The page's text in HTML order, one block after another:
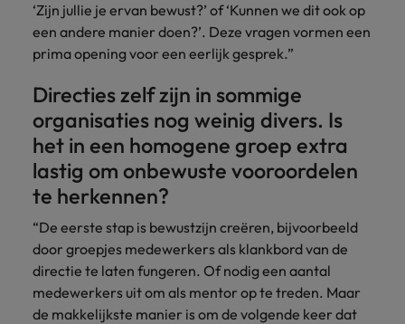
‘Zijn jullie je ervan bewust?’ of ‘Kunnen we dit ook op
een andere manier doen?’. Deze vragen vormen een
prima opening voor een eerlijk gesprek.”
Directies zelf zijn in sommige
organisaties nog weinig divers. Is
het in een homogene groep extra
lastig om onbewuste vooroordelen
te herkennen?
“De eerste stap is bewustzijn creëren, bijvoorbeeld
door groepjes medewerkers als klankbord van de
directie te laten fungeren. Of nodig een aantal
medewerkers uit om als mentor op te treden. Maar
de makkelijkste manier is om de volgende keer dat